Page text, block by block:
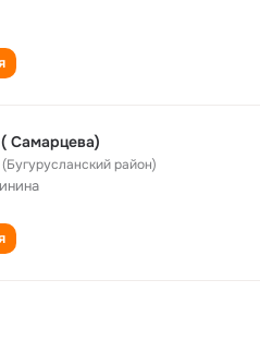
Самарцева)
район)